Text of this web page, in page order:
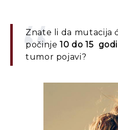
Znate li da mutacija
počinje10 do 15
tumor pojavi?